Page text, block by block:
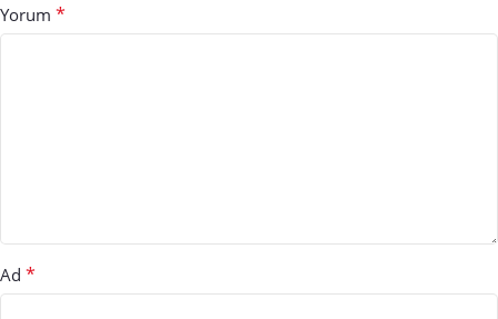
Yorum *
Ad *